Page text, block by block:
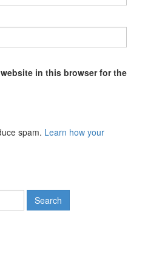
in this browser for the
spam. Learn how your